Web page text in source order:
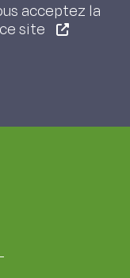
acceptez la
site